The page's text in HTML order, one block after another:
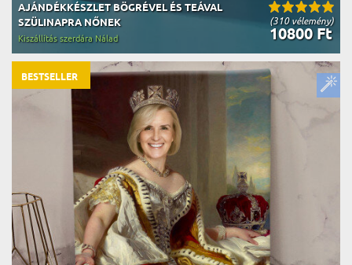
(310 vélemény)
AJÁNDÉKKÉSZLET BÖGRÉVEL ÉS TEÁVAL
SZÜLINAPRA NŐNEK
10800 Ft
Kiszállítás szerdára Nálad
BESTSELLER